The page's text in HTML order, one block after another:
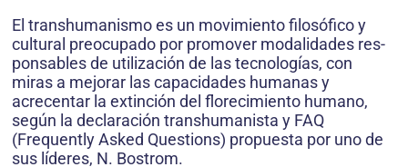
El transhumanismo es un movimiento filosófico y
cultural preocupado por promover modalidades res­
ponsables de utilización de las tecnologías, con
miras a mejorar las capacidades humanas y
acrecentar la ex­tinción del florecimiento humano,
según la declaración transhumanista y FAQ
(Frequently Asked Questions) propuesta por uno de
sus líderes, N. Bostrom.